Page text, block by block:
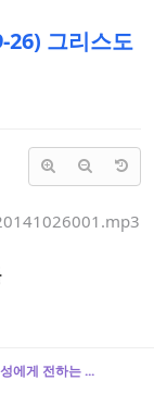
26) 그리스도
에게 전하는 ...